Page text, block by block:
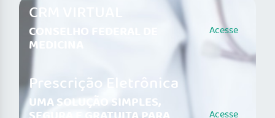
CRM VIRTUAL
CONSELHO FEDERAL DE
MEDICINA
Acesse
Prescrição Eletrônica
UMA SOLUÇÃO SIMPLES,
Acesse